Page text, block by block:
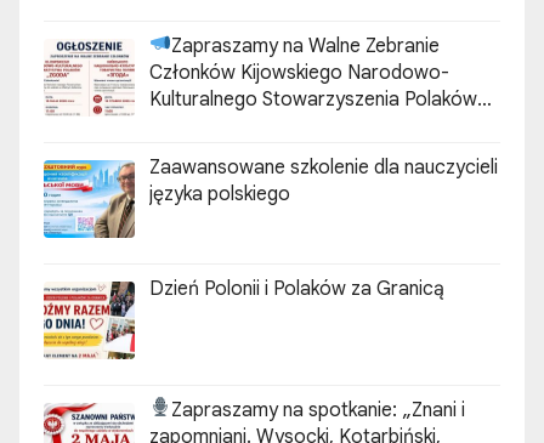
Zapraszamy na Walne Zebranie
Członków Kijowskiego Narodowo-
Kulturalnego Stowarzyszenia Polaków
Zaawansowane szkolenie dla nauczycieli
języka polskiego
Dzień Polonii i Polaków za Granicą
Zapraszamy na spotkanie: „Znani i
zapomniani. Wysocki, Kotarbiński,